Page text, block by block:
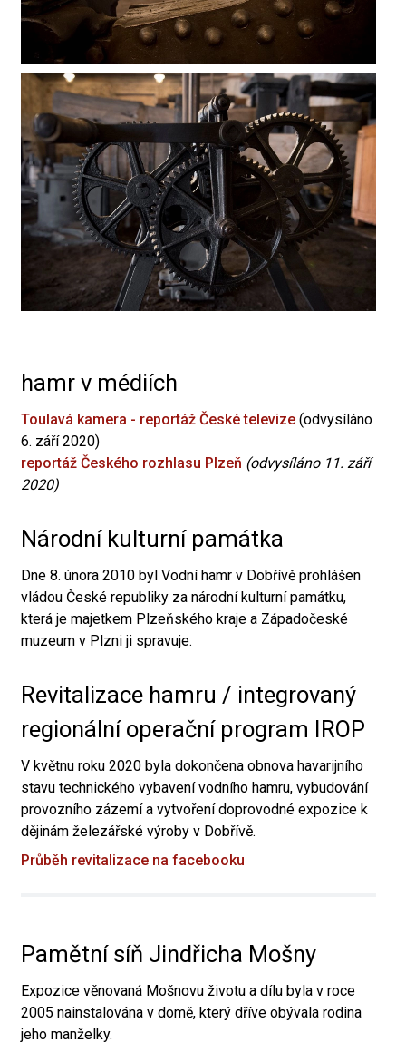
hamr v médiích
Toulavá kamera - reportáž České televize (odvysíláno
6. září 2020)
reportáž Českého rozhlasu Plzeň (odvysíláno 11. září
2020)
Národní kulturní památka
Dne 8. února 2010 byl Vodní hamr v Dobřívě prohlášen
vládou České republiky za národní kulturní památku,
která je majetkem Plzeňského kraje a Západočeské
muzeum v Plzni ji spravuje.
Revitalizace hamru / integrovaný
regionální operační program IROP
V květnu roku 2020 byla dokončena obnova havarijního
stavu technického vybavení vodního hamru, vybudování
provozního zázemí a vytvoření doprovodné expozice k
dějinám železářské výroby v Dobřívě.
Průběh revitalizace na facebooku
Pamětní síň Jindřicha Mošny
Expozice věnovaná Mošnovu životu a dílu byla v roce
2005 nainstalována v domě, který dříve obývala rodina
jeho manželky.